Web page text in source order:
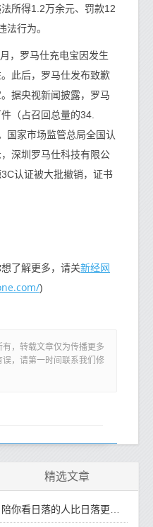
所得1.2万余元、罚款12
法行为。
罗马仕充电宝因发生
此后，罗马仕发布致歉
据央视新闻披露，罗马
（占召回总量的34.
国家市场监管总局全国认
深圳罗马仕科技有限公
认证被大批撤销，证书
了解更多，请关新经网
)
，转载文章仅为传播更多
，请第一时间联系我们修
精选文章
看日落的人比日落更浪漫